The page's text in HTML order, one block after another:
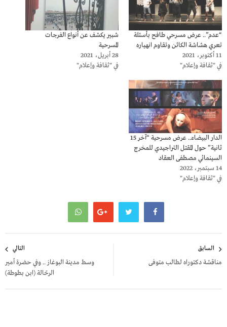
“عدم”.. عرض مسرحي طافح بأسئلة
تعري هشاشة الكائن وتقاوم انهياره
11 أكتوبر، 2021
في "ثقافة وإعلام"
شبير يكشف عن أنواع الفرجات
المسرحية
28 أبريل، 2021
في "ثقافة وإعلام"
الدار البيضاء.. عرض مسرحية “آخر 15
ثانية” حول المقتل التراجيدي للمخرج
السينمائي مصطفى العقاد
14 سبتمبر، 2022
في "ثقافة وإعلام"
المقالات
السابق
مناقشة دكتوراه لطالب متوفى
التالي
وسط مدينة البوغاز .. وفي حضرة أمير
الرحّالة (ابن بطوطة)